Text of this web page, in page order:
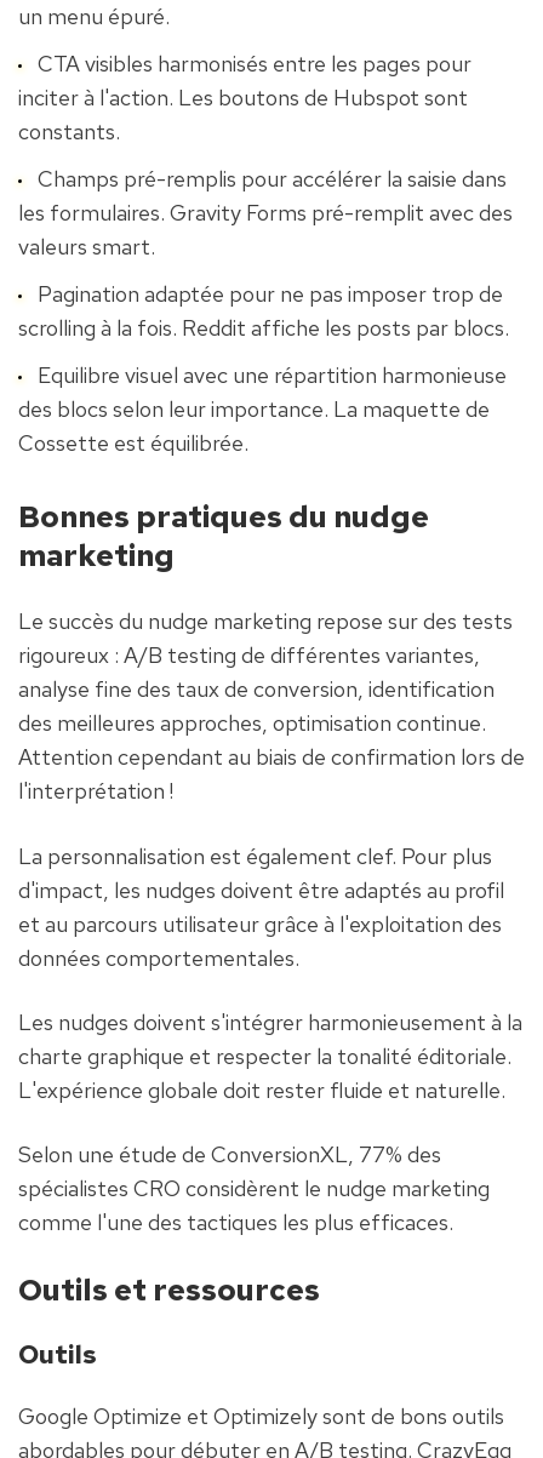
un menu épuré.
CTA visibles harmonisés entre les pages pour
inciter à l'action. Les boutons de Hubspot sont
constants.
Champs pré-remplis pour accélérer la saisie dans
les formulaires. Gravity Forms pré-remplit avec des
valeurs smart.
Pagination adaptée pour ne pas imposer trop de
scrolling à la fois. Reddit affiche les posts par blocs.
Equilibre visuel avec une répartition harmonieuse
des blocs selon leur importance. La maquette de
Cossette est équilibrée.
Bonnes pratiques du nudge
marketing
Le succès du nudge marketing repose sur des tests
rigoureux : A/B testing de différentes variantes,
analyse fine des taux de conversion, identification
des meilleures approches, optimisation continue.
Attention cependant au biais de confirmation lors de
l'interprétation !
La personnalisation est également clef. Pour plus
d'impact, les nudges doivent être adaptés au profil
et au parcours utilisateur grâce à l'exploitation des
données comportementales.
Les nudges doivent s'intégrer harmonieusement à la
charte graphique et respecter la tonalité éditoriale.
L'expérience globale doit rester fluide et naturelle.
Selon une étude de ConversionXL, 77% des
spécialistes CRO considèrent le nudge marketing
comme l'une des tactiques les plus efficaces.
Outils et ressources
Outils
Google Optimize et Optimizely sont de bons outils
abordables pour débuter en A/B testing. CrazyEgg